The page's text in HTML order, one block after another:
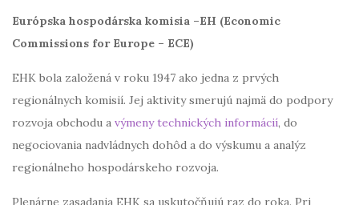
Európska hospodárska komisia –EH (Economic
Commissions for Europe – ECE)
EHK bola založená v roku 1947 ako jedna z prvých
regionálnych komisií. Jej aktivity smerujú najmä do podpory
rozvoja obchodu a výmeny technických informácií, do
negociovania nadvládnych dohôd a do výskumu a analýz
regionálneho hospodárskeho rozvoja.
Plenárne zasadania EHK sa uskutočňujú raz do roka. Pri